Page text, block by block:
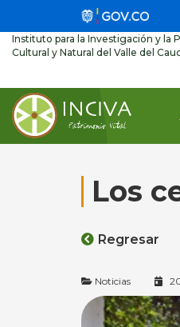
Instituto para la Investigación y la
Cultural y Natural del Valle del
Los
Regresar
Noticias